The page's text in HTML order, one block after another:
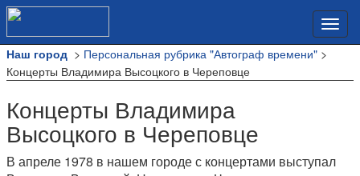
Наш город > Персональная рубрика "Автограф времени" >
Концерты Владимира Высоцкого в Череповце
Концерты Владимира
Высоцкого в Череповце
В апреле 1978 в нашем городе с концертами выступал